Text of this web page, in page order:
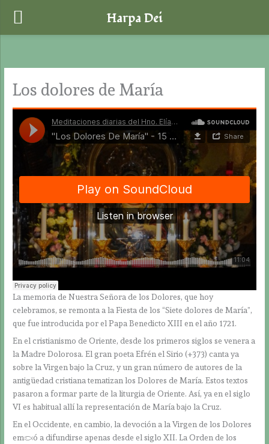
contenido
Los dolores de María
La memoria de Nuestra Señora de los Dolores, que hoy
celebramos, se remonta a la Fiesta de los “Siete dolores de María”,
que fue introducida por el Papa Benedicto XIII en el año 1721.
En el cristianismo de Oriente, desde los primeros siglos se venera a
la Madre Dolorosa. El gran poeta Efrén el Sirio (+373) canta ya
sobre la Virgen bajo la Cruz, y un gran número de autores de la
antigüedad cristiana tematizan los Dolores de María. Estos textos
pasaron a formar parte de la liturgia de Oriente. Así, ya en el siglo
VI es habitual allí la representación de María bajo la Cruz.
En el Occidente, en cambio, la devoción a la Virgen de los Dolores
empezó a difundirse apenas desde el siglo XII. La Orden de los
Harpa Dei